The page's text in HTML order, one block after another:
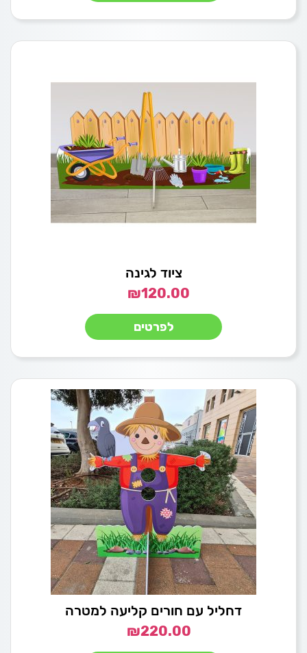
ציוד לגינה
₪120.00
לפרטים
דחליל עם חורים קליעה למטרה
₪220.00